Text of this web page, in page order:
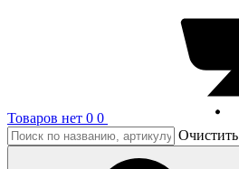
Товаров нет 0 0
Очистить